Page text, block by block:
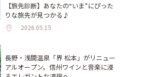
【旅先診断】あなたの“いま”にぴった
りな旅先が見つかる♪
2026.05.15
長野・浅間温泉「界 松本」がリニュー
アルオープン。信州ワインと音楽に浸